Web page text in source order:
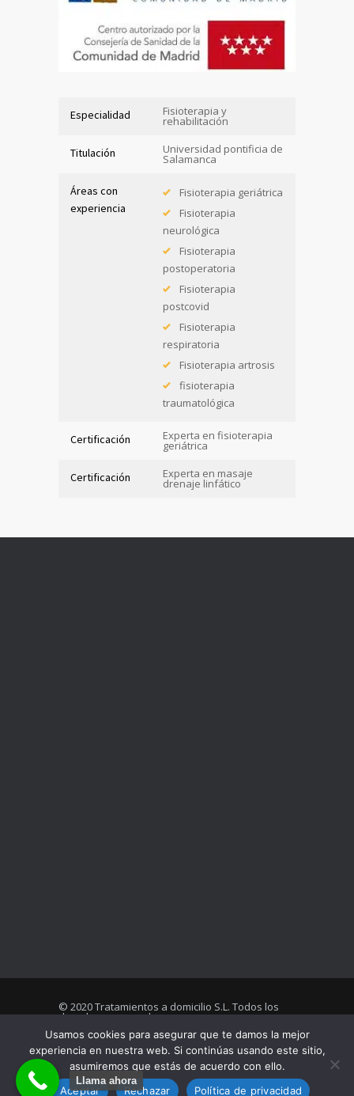
Especialidad Fisioterapia y
rehabilitación
Titulación Universidad pontificia de
Salamanca
Áreas con
experiencia
Fisioterapia geriátrica
Fisioterapia
neurológica
Fisioterapia
postoperatoria
Fisioterapia
postcovid
Fisioterapia
respiratoria
Fisioterapia artrosis
fisioterapia
traumatológica
Certificación Experta en fisioterapia
geriátrica
Certificación Experta en masaje
drenaje linfático
© 2020 Tratamientos a domicilio S.L. Todos los
derechos reservados
Aviso legal Condiciones de uso
Política de privacidad
Llama ahora
Usamos cookies para asegurar que te damos la mejor
experiencia en nuestra web. Si continúas usando este sitio,
asumiremos que estás de acuerdo con ello.
Aceptar
Rechazar Política de privacidad